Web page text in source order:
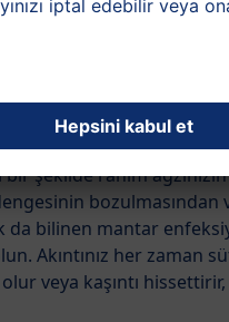
“temizleme”
çok sıvı üreterek
şekilde rahim
bilinen mantar
Akıntınız her zaman
veya kaşıntı